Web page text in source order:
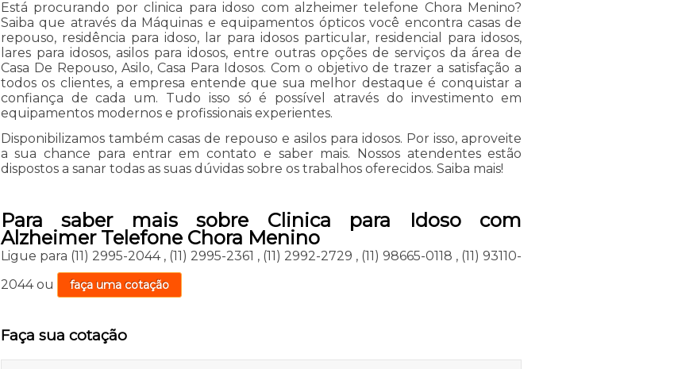
Está procurando por clinica para idoso com alzheimer telefone Chora Menino?
Saiba que através da Máquinas e equipamentos ópticos você encontra casas de
repouso, residência para idoso, lar para idosos particular, residencial para idosos,
lares para idosos, asilos para idosos, entre outras opções de serviços da área de
Casa De Repouso, Asilo, Casa Para Idosos. Com o objetivo de trazer a satisfação a
todos os clientes, a empresa entende que sua melhor destaque é conquistar a
confiança de cada um. Tudo isso só é possível através do investimento em
equipamentos modernos e profissionais experientes.
Disponibilizamos também casas de repouso e asilos para idosos. Por isso, aproveite
a sua chance para entrar em contato e saber mais. Nossos atendentes estão
dispostos a sanar todas as suas dúvidas sobre os trabalhos oferecidos. Saiba mais!
Para saber mais sobre Clinica para Idoso com
Alzheimer Telefone Chora Menino
Ligue para (11) 2995-2044 , (11) 2995-2361 , (11) 2992-2729 , (11) 98665-0118 , (11) 93110-
2044 ou faça uma cotação
Faça sua cotação